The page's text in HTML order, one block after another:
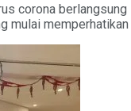
corona
mulai